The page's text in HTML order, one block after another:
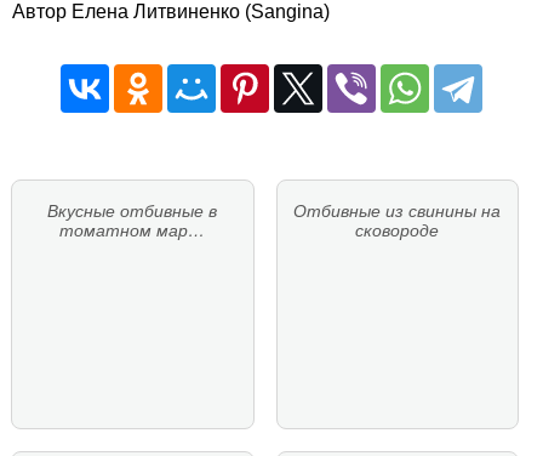
Автор Елена Литвиненко (Sangina)
Вкусные отбивные в
томатном мар…
Отбивные из свинины на
сковороде